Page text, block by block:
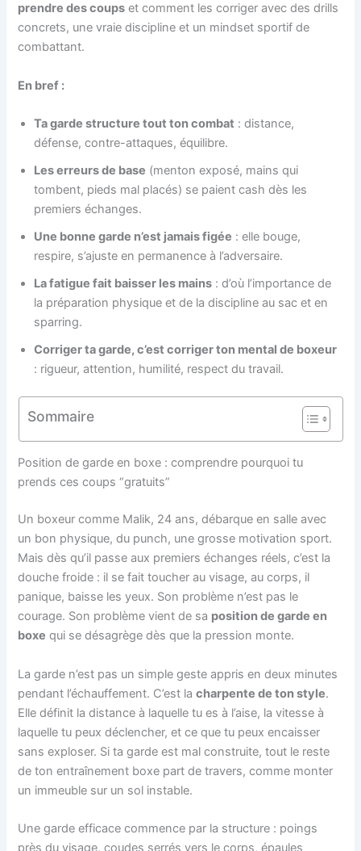
prendre des coups et comment les corriger avec des drills
concrets, une vraie discipline et un mindset sportif de
combattant.
En bref :
Ta garde structure tout ton combat : distance,
défense, contre-attaques, équilibre.
Les erreurs de base (menton exposé, mains qui
tombent, pieds mal placés) se paient cash dès les
premiers échanges.
Une bonne garde n’est jamais figée : elle bouge,
respire, s’ajuste en permanence à l’adversaire.
La fatigue fait baisser les mains : d’où l’importance de
la préparation physique et de la discipline au sac et en
sparring.
Corriger ta garde, c’est corriger ton mental de boxeur
: rigueur, attention, humilité, respect du travail.
Sommaire
Position de garde en boxe : comprendre pourquoi tu
prends ces coups “gratuits”
Un boxeur comme Malik, 24 ans, débarque en salle avec
un bon physique, du punch, une grosse motivation sport.
Mais dès qu’il passe aux premiers échanges réels, c’est la
douche froide : il se fait toucher au visage, au corps, il
panique, baisse les yeux. Son problème n’est pas le
courage. Son problème vient de sa position de garde en
boxe qui se désagrège dès que la pression monte.
La garde n’est pas un simple geste appris en deux minutes
pendant l’échauffement. C’est lacharpente de ton style.
Elle définit la distance à laquelle tu es à l’aise, la vitesse à
laquelle tu peux déclencher, et ce que tu peux encaisser
sans exploser. Si ta garde est mal construite, tout le reste
de ton entraînement boxe part de travers, comme monter
un immeuble sur un sol instable.
Une garde efficace commence par la structure : poings
près du visage, coudes serrés vers le corps, épaules